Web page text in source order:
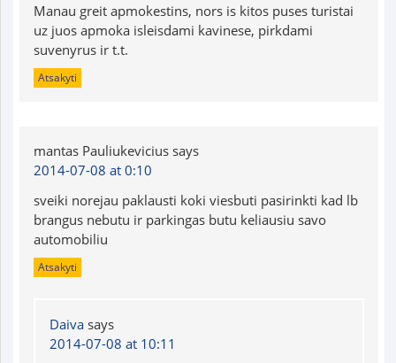
Manau greit apmokestins, nors is kitos puses turistai
uz juos apmoka isleisdami kavinese, pirkdami
suvenyrus ir t.t.
Atsakyti
mantas Pauliukevicius says
2014-07-08 at 0:10
sveiki norejau paklausti koki viesbuti pasirinkti kad lb
brangus nebutu ir parkingas butu keliausiu savo
automobiliu
Atsakyti
Daiva says
2014-07-08 at 10:11